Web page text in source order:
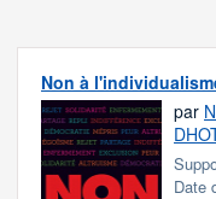
Non à
par
Date